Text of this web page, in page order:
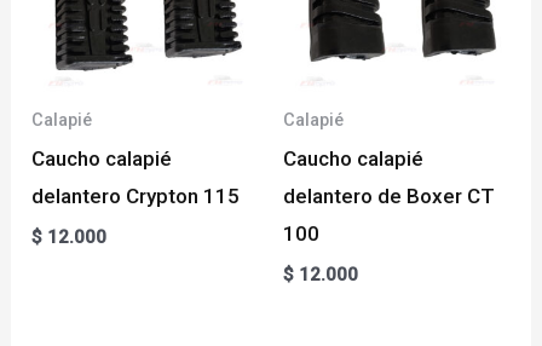
Calapié
Caucho calapié
delantero Crypton 115
$ 12.000
Calapié
Caucho calapié
delantero de Boxer CT
100
$ 12.000